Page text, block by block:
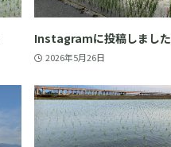
Instagramに投稿しました
2026年5月26日